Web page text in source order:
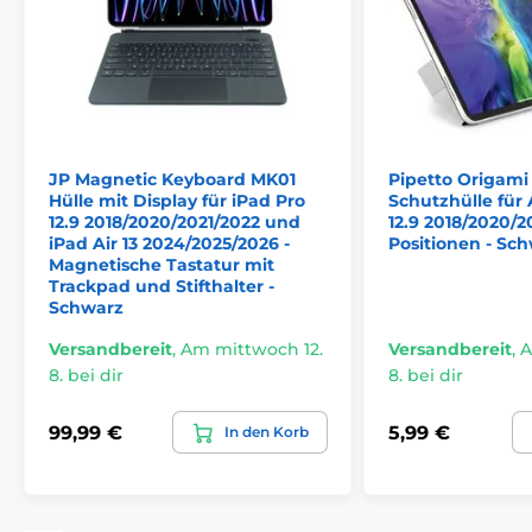
Neigungswinkel bei der Arbeit mit der Tastatur.
Porträt-Position– geeignet für FaceTime und
Videoanrufe.
Extra stabile Basis– sorgt für maximale Stabilität
beispielsweise beim längeren Ansehen von
Inhalten.
Durchdachte Details
Präzise Aussparungen
Tasten, Anschlüsse und die Kamera.
Sleep/Wake-Funktion
– das iPad schaltet sich
der Hülle und wacht beim Öffnen auf, was die
Akkulaufzeit um bis zu
verlängert.
JP Magnetic Keyboard MK01
Hülle mit Display für iPad Pro
12.9 2018/2020/2021/2022 und
iPad Air 13 2024/2025/2026 -
Magnetische Tastatur mit
Trackpad und Stifthalter -
Schwarz
Versandbereit, Am mittwoch 12.
8. bei dir
99,99 € In den Korb
Pipetto Origami
Schutzhülle für
12.9 2018/2020/
Positionen -
Versandbereit,
8. bei dir
5,99 €